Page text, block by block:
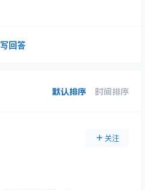
写回答
默认排序 时间排序
关注